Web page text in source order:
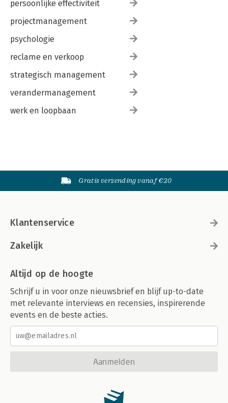
persoonlijke effectiviteit
projectmanagement
psychologie
reclame en verkoop
strategisch management
verandermanagement
werk en loopbaan
Gratis verzending vanaf €20
Klantenservice
Zakelijk
Altijd op de hoogte
Schrijf u in voor onze nieuwsbrief en blijf up-to-date
met relevante interviews en recensies, inspirerende
events en de beste acties.
Aanmelden